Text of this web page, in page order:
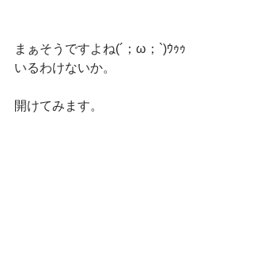
まぁそうですよね(´；ω；`)ｳｩｩ
いるわけないか。
開けてみます。